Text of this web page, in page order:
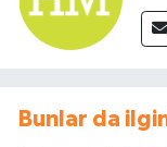
Bunlar da